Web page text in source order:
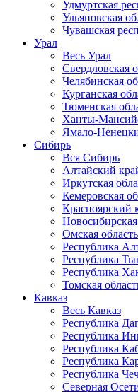
Удмуртская
Ульяновская
Чувашская
Урал
Весь Урал
Свердловская
Челябинская
Курганская
Тюменская
Ханты-
Ямало-
Сибирь
Вся Сибирь
Алтайский
Иркутская
Кемеровская
Красноярский
Новосибирская
Омская область
Республика
Республика
Республика
Томская
Кавказ
Весь Кавказ
Республика
Республика
Республика
Республика
Республика
Северная